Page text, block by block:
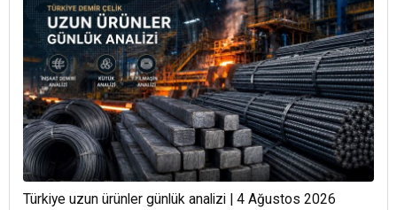
Türkiye uzun ürünler günlük analizi | 4 Ağustos 2026